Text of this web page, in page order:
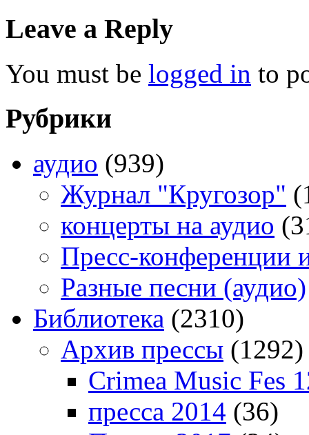
Leave a Reply
You must be logged in to
Рубрики
аудио (939)
Журнал "Кругозор"
концерты на аудио
Пресс-конференции
Разные песни (аудио)
Библиотека (2310)
Архив прессы (1292)
Crimea Music Fes
пресса 2014 (36)